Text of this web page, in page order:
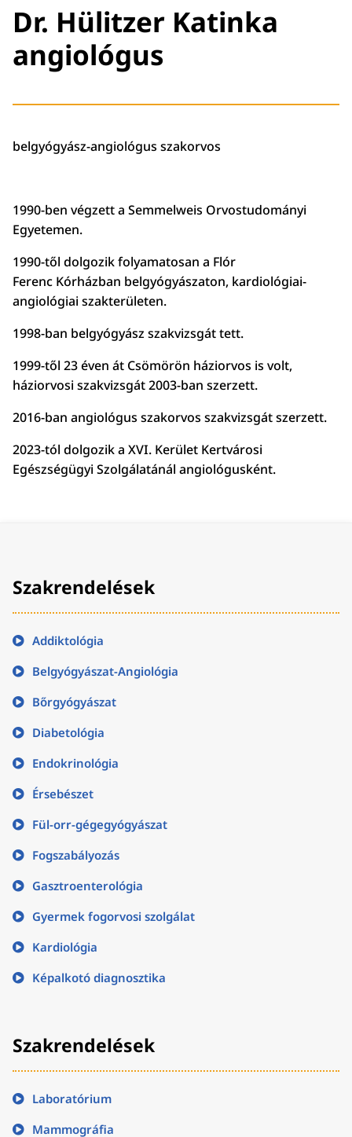
Dr. Hülitzer Katinka
angiológus
belgyógyász-angiológus szakorvos
1990-ben végzett a Semmelweis Orvostudományi
Egyetemen.
1990-től dolgozik folyamatosan a Flór
Ferenc Kórházban belgyógyászaton, kardiológiai-
angiológiai szakterületen.
1998-ban belgyógyász szakvizsgát tett.
1999-től 23 éven át Csömörön háziorvos is volt,
háziorvosi szakvizsgát 2003-ban szerzett.
2016-ban angiológus szakorvos szakvizsgát szerzett.
2023-tól dolgozik a XVI. Kerület Kertvárosi
Egészségügyi Szolgálatánál angiológusként.
Szakrendelések
Addiktológia
Belgyógyászat-Angiológia
Bőrgyógyászat
Diabetológia
Endokrinológia
Érsebészet
Fül-orr-gégegyógyászat
Fogszabályozás
Gasztroenterológia
Gyermek fogorvosi szolgálat
Kardiológia
Képalkotó diagnosztika
Szakrendelések
Laboratórium
Mammográfia